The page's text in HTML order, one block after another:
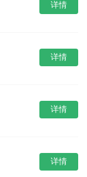
详情
详情
详情
详情